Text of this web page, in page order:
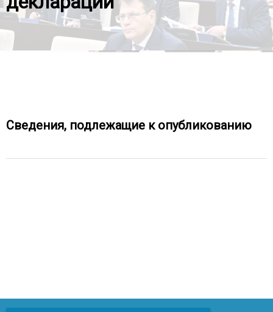
Сведения, подлежащие к опубликованию